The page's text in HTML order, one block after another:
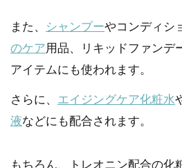
また、 シャンプーやコンディシ
のケア用品、リキッドファンデ
アイテムにも使われます。
さらに、 エイジングケア化粧水
液などにも配合されます。
もちろん、トレオニン配合の化